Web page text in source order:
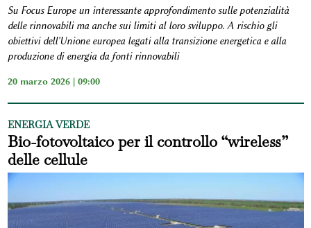
Su Focus Europe un interessante approfondimento sulle potenzialità
delle rinnovabili ma anche sui limiti al loro sviluppo. A rischio gli
obiettivi dell'Unione europea legati alla transizione energetica e alla
produzione di energia da fonti rinnovabili
20 marzo 2026 | 09:00
ENERGIA VERDE
Bio-fotovoltaico per il controllo “wireless”
delle cellule